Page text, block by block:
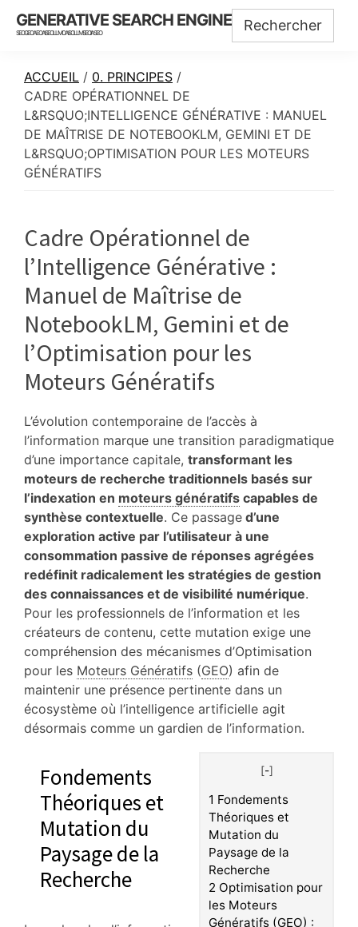
Skip
Skip
Skip
GENERATIVE SEARCH ENGINE
SEO GEO AEO AISEO LLMO AISO LLMSEO IASEO
ACCUEIL / 0. PRINCIPES /
CADRE OPÉRATIONNEL DE
L&RSQUO;INTELLIGENCE GÉNÉRATIVE : MANUEL
DE MAÎTRISE DE NOTEBOOKLM, GEMINI ET DE
L&RSQUO;OPTIMISATION POUR LES MOTEURS
GÉNÉRATIFS
Cadre Opérationnel de
l’Intelligence Générative :
Manuel de Maîtrise de
NotebookLM, Gemini et de
l’Optimisation pour les
Moteurs Génératifs
L’évolution contemporaine de l’accès à
l’information marque une transition paradigmatique
d’une importance capitale, transformant les
moteurs de recherche traditionnels basés sur
l’indexation en moteurs génératifs capables de
synthèse contextuelle. Ce passage d’une
exploration active par l’utilisateur à une
consommation passive de réponses agrégées
redéfinit radicalement les stratégies de gestion
des connaissances et de visibilité numérique.
Pour les professionnels de l’information et les
créateurs de contenu, cette mutation exige une
compréhension des mécanismes d’Optimisation
pour les Moteurs Génératifs (GEO) afin de
maintenir une présence pertinente dans un
écosystème où l’intelligence artificielle agit
désormais comme un gardien de l’information.
[-]
1 Fondements
Théoriques et
Mutation du
Paysage de la
Recherche
2 Optimisation pour
les Moteurs
Génératifs (GEO) :
Fondements
Théoriques et
Mutation du
Paysage de la
Recherche